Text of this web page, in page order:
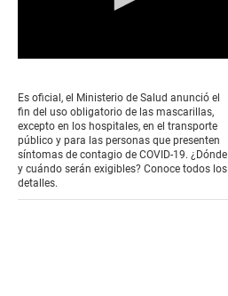
of
0
seconds
Es oficial, el Ministerio de Salud anunció el
fin del uso obligatorio de las mascarillas,
excepto en los hospitales, en el transporte
público y para las personas que presenten
síntomas de contagio de COVID-19. ¿Dónde
y cuándo serán exigibles? Conoce todos los
detalles.